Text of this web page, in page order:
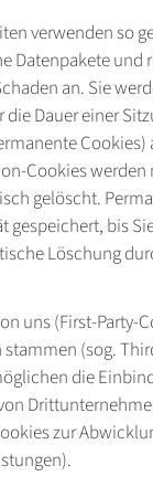
verwenden so
Datenpakete und
an. Sie
Dauer einer
Cookies)
Cookies werden
gelöscht.
gespeichert, bis
Löschung
uns (First-Party-
(sog.
die
zur